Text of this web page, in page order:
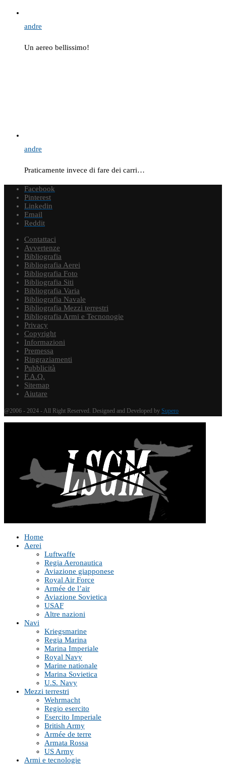
andre
Un aereo bellissimo!
andre
Praticamente invece di fare dei carri…
Facebook
Pinterest
Linkedin
Email
Reddit
Contattaci
Avvertenze
Bibliografia
Bibliografia Aerei
Bibliografia Foto
Bibliografia Siti
Bibliografia Varia
Bibliografia Navale
Bibliografia Mezzi terrestri
Bibliografia Armi e Tecnonogie
Privacy
Copyright
Informazioni
Premessa
Ringraziamenti
Pubblicità
F.A.Q.
Sitemap
Aiutare
@2006 - 2024 - All Right Reserved. Designed and Developed by Supero
Home
Aerei
Luftwaffe
Regia Aeronautica
Aviazione giapponese
Royal Air Force
Armée de l’air
Aviazione Sovietica
USAF
Altre nazioni
Navi
Kriegsmarine
Regia Marina
Marina Imperiale
Royal Navy
Marine nationale
Marina Sovietica
U.S. Navy
Mezzi terrestri
Wehrmacht
Regio esercito
Esercito Imperiale
British Army
Armée de terre
Armata Rossa
US Army
Armi e tecnologie